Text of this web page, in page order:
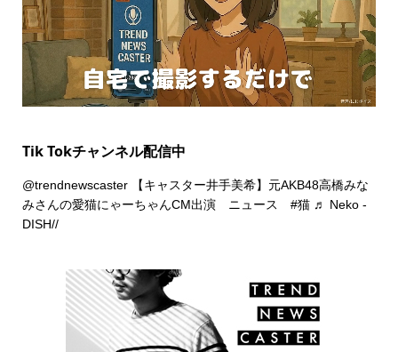
Tik Tokチャンネル配信中
@trendnewscaster【キャスター井手美希】元AKB48高橋みな
みさんの愛猫にゃーちゃんCM出演 ニュース #猫 ♬ Neko -
DISH//